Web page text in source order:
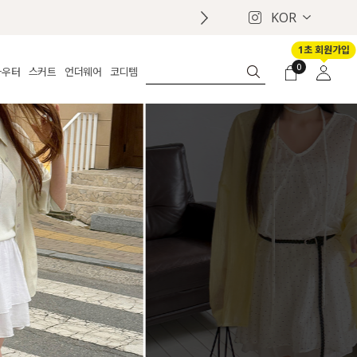
KOR
터
건
켓
/집업
트
딩
스커트
롱
데님
린넨
미니/미디
팬츠 스커트
언더웨어
보정웨어
브라
팬티
인견
나시/속바지
파자마
ETC
세트
코디템
MADE
신상
벨트
슈즈
백
쥬얼리
액세서리
양말/스타킹
세트
0
1초 회원가입
회원가입
마이페이지